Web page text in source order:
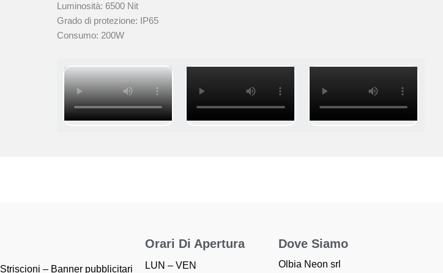
Luminosità: 6500 Nit
Grado di protezione: IP65
Consumo: 200W
Striscioni – Banner pubblicitari
Orari Di Apertura
LUN – VEN
Dove Siamo
Olbia Neon srl